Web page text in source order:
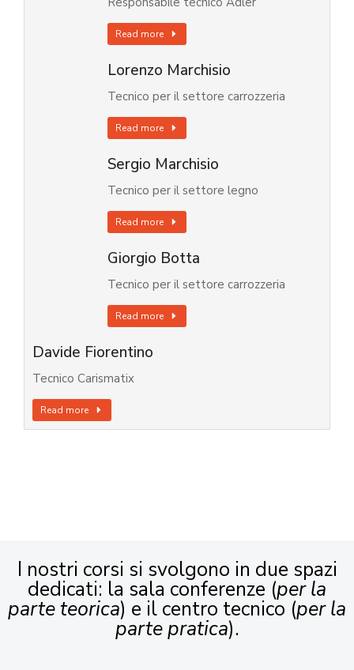
Read more
Lorenzo Marchisio
Tecnico per il settore carrozzeria
Read more
Sergio Marchisio
Tecnico per il settore legno
Read more
Giorgio Botta
Tecnico per il settore carrozzeria
Read more
Davide Fiorentino
Tecnico Carismatix
Read more
I nostri corsi si svolgono in due spazi
dedicati: la sala conferenze (per la
parte teorica) e il centro tecnico (per la
parte pratica).